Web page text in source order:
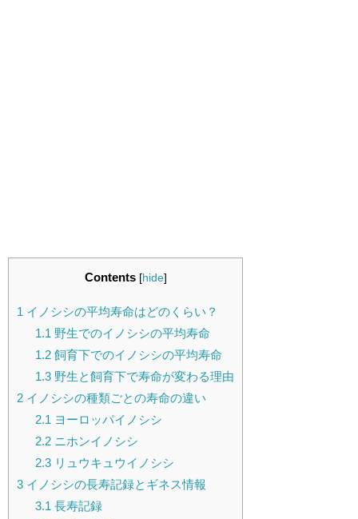
Contents [hide]
1 イノシシの平均寿命はどのくらい？
1.1 野生でのイノシシの平均寿命
1.2飼育下でのイノシシの平均寿命
1.3野生と飼育下で寿命が変わる理由
2 イノシシの種類ごとの寿命の違い
2.1 ヨーロッパイノシシ
2.2ニホンイノシシ
2.3リュウキュウイノシシ
3 イノシシの長寿記録とギネス情報
3.1 長寿記録